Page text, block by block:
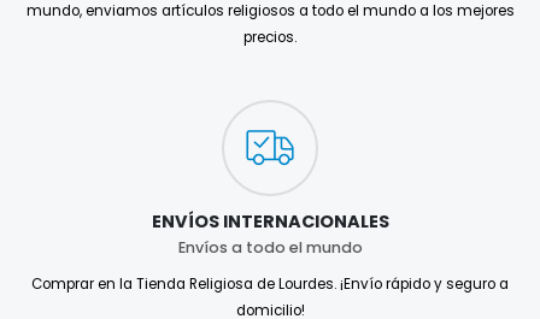
mundo, enviamos artículos religiosos a todo el mundo a los mejores
precios.
ENVÍOS INTERNACIONALES
Envíos a todo el mundo
Comprar en la Tienda Religiosa de Lourdes. ¡Envío rápido y seguro a
domicilio!